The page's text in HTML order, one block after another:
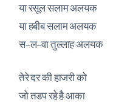
या रसूल सलाम अलयक
या हबीब सलाम अलयक
स-ल-वा तुल्लाह अलयक
तेरे दर की हाजरी को
जो तडप रहे है आका